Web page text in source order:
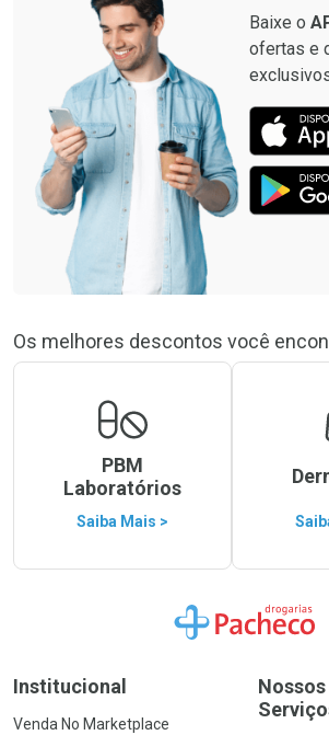
Baixe o
ofertas e
Os melhores descontos você
PBM
Laboratórios
Saiba Mais >
Ir para a Home
Institucional
Venda No Marketplace
Nossos